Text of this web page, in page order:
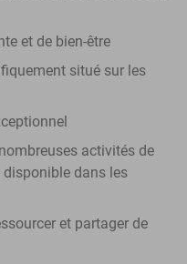
et de bien-être
situé sur les
activités de
disponible dans les
et partager de